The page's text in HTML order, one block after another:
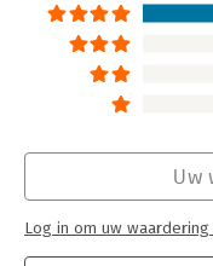
Uw
Log in om uw